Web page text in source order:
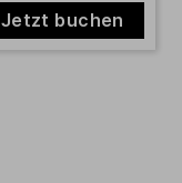
Jetzt buchen